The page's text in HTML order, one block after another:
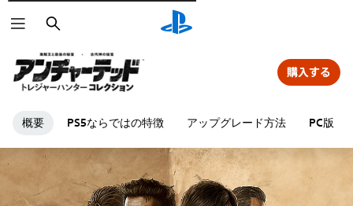
検
索
概要 PS5ならではの特徴 アップグレード方法 PC版
購入する